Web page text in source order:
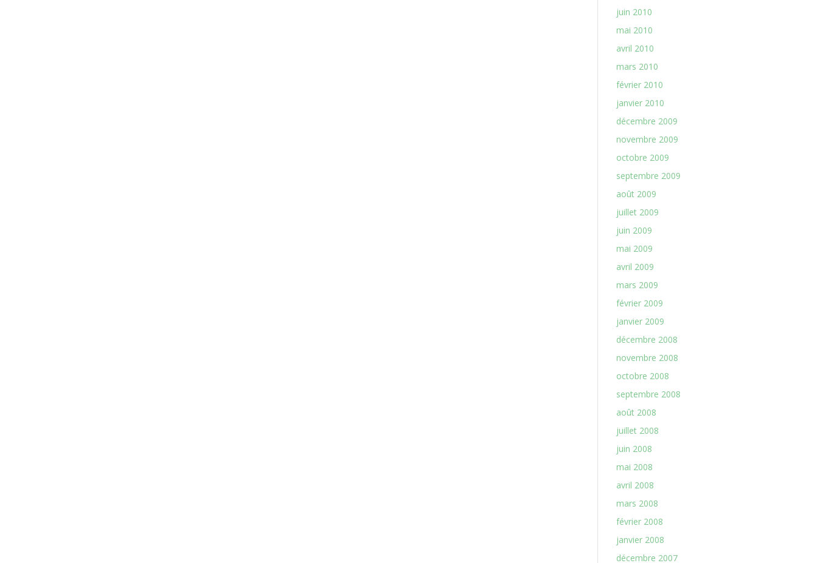
juin 2010
mai 2010
avril 2010
mars 2010
février 2010
janvier 2010
décembre 2009
novembre 2009
octobre 2009
septembre 2009
août 2009
juillet 2009
juin 2009
mai 2009
avril 2009
mars 2009
février 2009
janvier 2009
décembre 2008
novembre 2008
octobre 2008
septembre 2008
août 2008
juillet 2008
juin 2008
mai 2008
avril 2008
mars 2008
février 2008
janvier 2008
décembre 2007